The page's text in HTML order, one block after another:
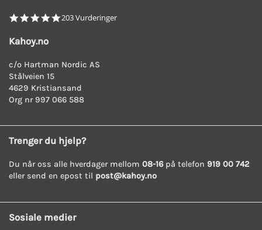
4.8
203 Vurderinger
Kahoy.no
c/o Hartman Nordic AS
Stålveien 15
4629 Kristiansand
Org nr 997 066 588
Trenger du hjelp?
Du når oss alle hverdager mellom 08-16på telefon 919 00 742
eller send en epost til post@kahoy.no
Sosiale medier